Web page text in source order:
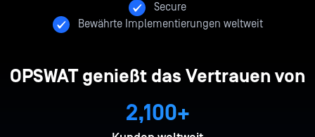
Secure
Bewährte Implementierungen weltweit
OPSWAT genießt das Vertrauen von
2,100+